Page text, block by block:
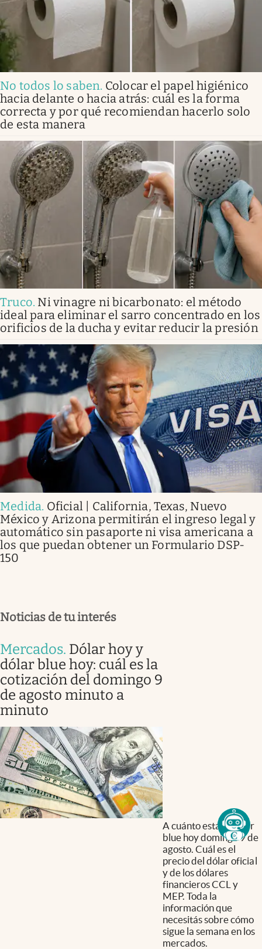
No todos lo saben. Colocar el papel higiénico
hacia delante o hacia atrás: cuál es la forma
correcta y por qué recomiendan hacerlo solo
de esta manera
Truco. Ni vinagre ni bicarbonato: el método
ideal para eliminar el sarro concentrado en los
orificios de la ducha y evitar reducir la presión
Medida. Oficial | California, Texas, Nuevo
México y Arizona permitirán el ingreso legal y
automático sin pasaporte ni visa americana a
los que puedan obtener un Formulario DSP-
150
Noticias de tu interés
Mercados. Dólar hoy y
dólar blue hoy: cuál es la
cotización del domingo 9
de agosto minuto a
minuto
A cuánto está el dólar
blue hoy domingo 9 de
agosto. Cuál es el
precio del dólar oficial
y de los dólares
financieros CCL y
MEP. Toda la
información que
necesitás sobre cómo
sigue la semana en los
mercados.